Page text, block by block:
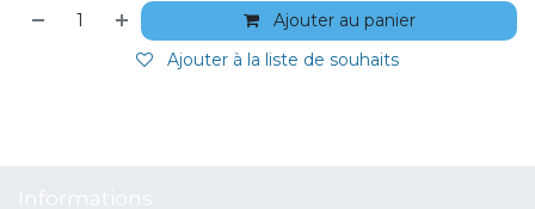
Ajouter au panier
Ajouter à la liste de souhaits